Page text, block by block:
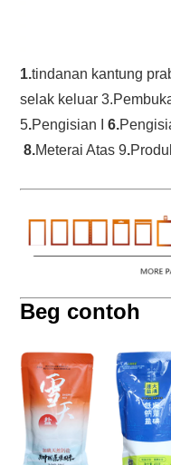
1.tindanan kantung
selak keluar 3.
5.Pengisian I 6.
8.Meterai Atas 9.
Beg contoh